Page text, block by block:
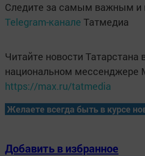
Следите за самым важным и
Telegram-канале Татмедиа
Читайте новости Татарстана
национальном мессенджере
https://max.ru/tatmedia
Желаете всегда быть в курсе
Добавить в избранное